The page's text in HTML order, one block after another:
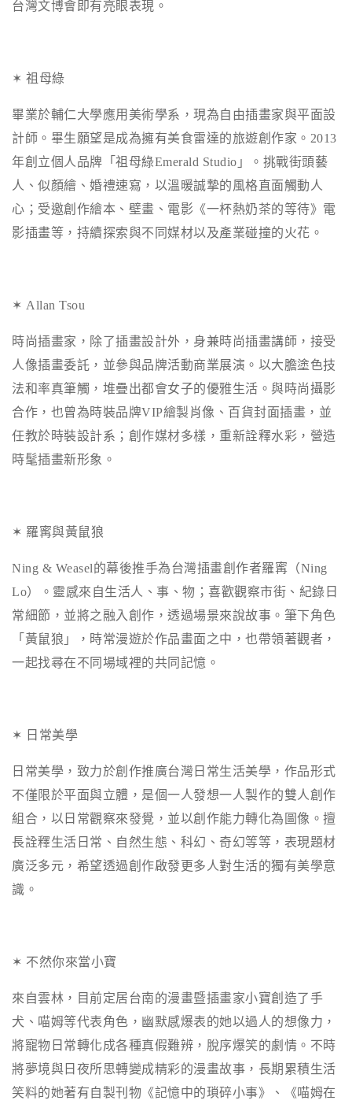
台灣文博會即有亮眼表現。
✶ 祖母綠
畢業於輔仁大學應用美術學系，現為自由插畫家與平面設
計師。畢生願望是成為擁有美食雷達的旅遊創作家。 2013
年創立個人品牌「祖母綠Emerald Studio 」。挑戰街頭藝
人、似顏繪、婚禮速寫，以溫暖誠摯的風格直面觸動人
心；受邀創作繪本、壁畫、電影《一杯熱奶茶的等待》電
影插畫等，持續探索與不同媒材以及產業碰撞的火花。
✶ Allan Tsou
時尚插畫家，除了插畫設計外，身兼時尚插畫講師，接受
人像插畫委託，並參與品牌活動商業展演。以大膽塗色技
法和率真筆觸，堆疊出都會女子的優雅生活。與時尚攝影
合作，也曾為時裝品牌VIP繪製肖像、百貨封面插畫，並
任教於時裝設計系；創作媒材多樣，重新詮釋水彩，營造
時髦插畫新形象。
✶ 羅寗與黃鼠狼
Ning & Weasel的幕後推手為台灣插畫創作者羅寗（Ning
Lo）。靈感來自生活人、事、物；喜歡觀察市街、紀錄日
常細節，並將之融入創作，透過場景來說故事。筆下角色
「黃鼠狼」，時常漫遊於作品畫面之中，也帶領著觀者，
一起找尋在不同場域裡的共同記憶。
✶ 日常美學
日常美學，致力於創作推廣台灣日常生活美學，作品形式
不僅限於平面與立體，是個一人發想一人製作的雙人創作
組合， 以日常觀察來發覺，並以創作能力轉化為圖像。 擅
長詮釋生活日常、自然生態、科幻、奇幻等等，表現題材
廣泛多元 ，希望透過創作啟發更多人對生活的獨有美學意
識 。
✶ 不然你來當小寶
來自雲林，目前定居台南的漫畫暨插畫家小寶創造了手
犬、喵姆等代表角色，幽默感爆表的她以過人的想像力，
將寵物日常轉化成各種真假難辨，脫序爆笑的劇情。不時
將夢境與日夜所思轉變成精彩的漫畫故事，長期累積生活
笑料的她著有自製刊物《記憶中的瑣碎小事》、《喵姆在